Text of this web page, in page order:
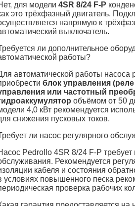
для модели 4SR 8/24 F-P
это трёхфазный двигатель.
напрямую к
выключатель.
ли дополнительное
работы?
автоматической работы насоса
блок управления
или частотный
объёмом от 50
4,0 кВт рекомендуется
снижения пусковых токов.
ли насос регулярного
Pedrollo 4SR 8/24 F-P
Рекомендуется
кабеля и состояния
условиях повышенного песка
проверка рабочих